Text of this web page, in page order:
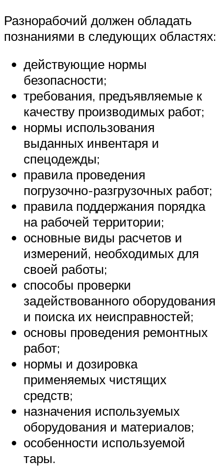
Разнорабочий должен обладать
познаниями в следующих областях:
действующие нормы
безопасности;
требования, предъявляемые к
качеству производимых работ;
нормы использования
выданных инвентаря и
спецодежды;
правила проведения
погрузочно-разгрузочных работ;
правила поддержания порядка
на рабочей территории;
основные виды расчетов и
измерений, необходимых для
своей работы;
способы проверки
задействованного оборудования
и поиска их неисправностей;
основы проведения ремонтных
работ;
нормы и дозировка
применяемых чистящих
средств;
назначения используемых
оборудования и материалов;
особенности используемой
тары.